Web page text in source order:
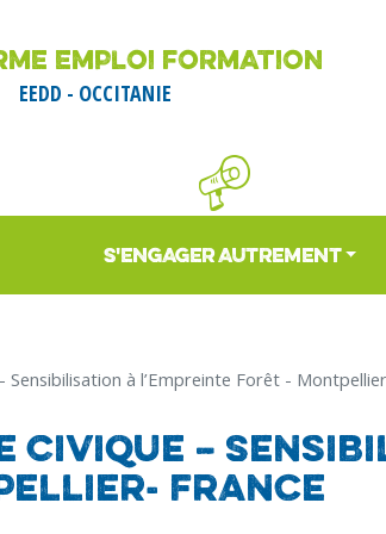
au
contenu
principal
EMPLOI FORMATION
EEDD - OCCITANIE
S'ENGAGER AUTREMENT
Sensibilisation à l’Empreinte Forêt -
Civique –
France